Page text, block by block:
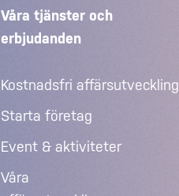
Våra tjänster och
erbjudanden
Kostnadsfri affärsutveckling
Starta företag
Event & aktiviteter
Våra